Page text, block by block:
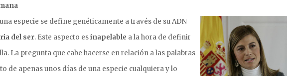
especie se define genéticamente a través de su ADN
del ser. Este aspecto esinapelable a la hora de definir
La pregunta que cabe hacerse en relación a las palabras
de apenas unos días de una especie cualquiera y lo